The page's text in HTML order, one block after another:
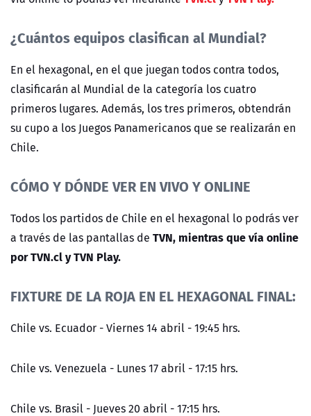
¿Cuántos equipos clasifican al Mundial?
En el hexagonal, en el que juegan todos contra todos,
clasificarán al Mundial de la categoría los cuatro
primeros lugares. Además, los tres primeros, obtendrán
su cupo a los Juegos Panamericanos que se realizarán en
Chile.
CÓMO Y DÓNDE VER EN VIVO Y ONLINE
Todos los partidos de Chile en el hexagonal lo podrás ver
a través de las pantallas de TVN, mientras que vía online
por TVN.cl y TVN Play.
FIXTURE DE LA ROJA EN EL HEXAGONAL FINAL:
Chile vs. Ecuador - Viernes 14 abril - 19:45 hrs.
Chile vs. Venezuela - Lunes 17 abril - 17:15 hrs.
Chile vs. Brasil - Jueves 20 abril - 17:15 hrs.